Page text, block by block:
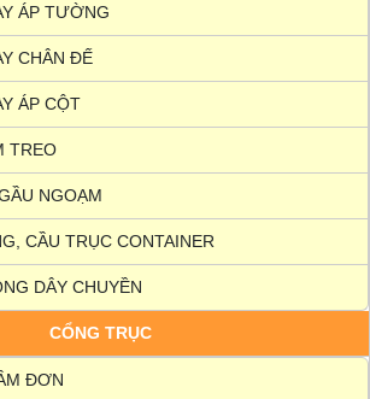
ÁP TƯỜNG
CHÂN ĐẾ
ÁP CỘT
TREO
NGOẠM
CẦU TRỤC CONTAINER
DÂY CHUYỀN
CỔNG TRỤC
ĐƠN